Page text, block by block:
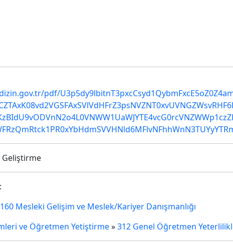
pdf/
Geliştirme
:
160 Mesleki Gelişim ve Meslek/Kariyer Danışmanlığı
ve Öğretmen Yetiştirme»312 Genel Öğretmen